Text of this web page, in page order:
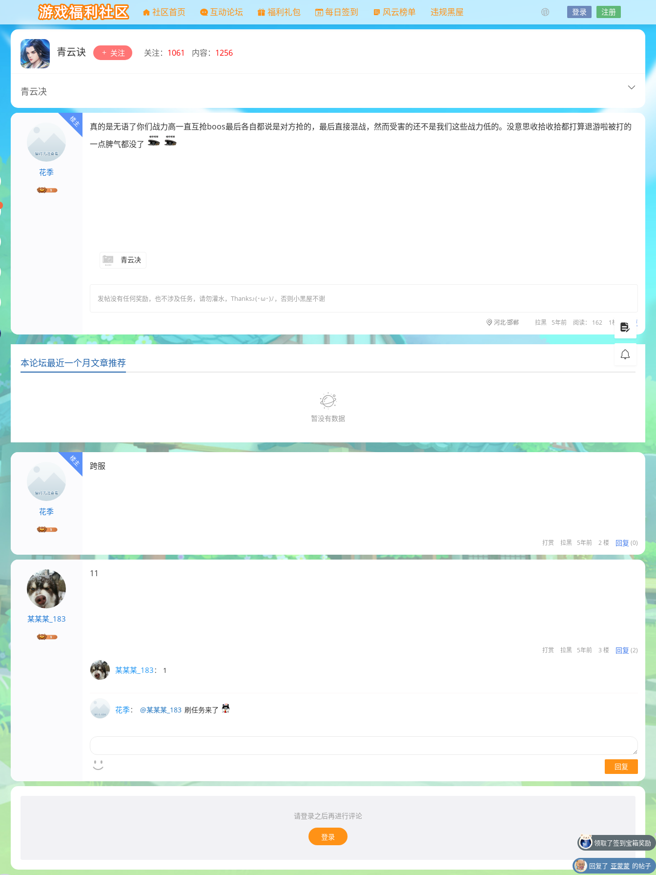
社区首页 互动论坛 福利礼包 每日签到 风云榜单 违规黑屋 登录 注册
青云诀 关注 关注： 1061 内容： 1256
青云决
花季
真的是无语了你们战力高一直互抢boos最后各自都说是对方抢的，最后直接混战，然而受害的还不是我们这些战力低的。没意思收拾收拾都打算退游啦被打的
一点脾气都没了
青云决
发帖没有任何奖励，也不涉及任务，请勿灌水，Thanks♪(･ω･)ﾉ，否则小黑屋不谢
河北·邯郸 拉黑 5年前 阅读： 162 1楼 回复
本论坛最近一个月文章推荐
暂没有数据
花季
跨服
打赏 拉黑 5年前 2 楼 回复 (0)
某某某_183
11
打赏 拉黑 5年前 3 楼 回复 (2)
某某某_183： 1
花季： @某某某_183 刷任务来了
回复
请登录之后再进行评论
登录
回复了 亚蒙蒙 的帖子
领取了签到宝箱奖励